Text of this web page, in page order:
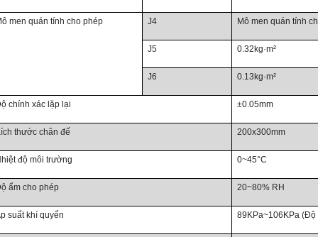
men quán tính cho phép J4 Mô men quán tính
J5 0.32kg·m²
J6 0.13kg·m²
chính xác lặp lại ±0.05mm
thước chân đế 200x300mm
độ môi trường 0~45°C
ẩm cho phép 20~80% RH
suất khí quyển 89KPa~106KPa